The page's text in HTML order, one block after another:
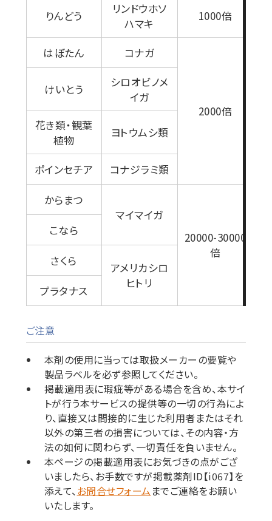
りんどう
リンドウホソ
ハマキ
1000倍
はぼたん コナガ
2000倍
けいとう
シロオビノメ
イガ
花き類・観葉
植物
ヨトウムシ類
ポインセチア
コナジラミ類
からまつ
マイマイガ
20000-30000
倍
こなら
さくら
アメリカシロ
ヒトリ
プラタナス
ご注意
本剤の使用に当っては取扱メーカーの要覧や
製品ラベルを必ず参照してください。
掲載適用表に瑕疵等がある場合を含め、本サイ
トが行う本サービスの提供等の一切の行為によ
り、直接又は間接的に生じた利用者またはそれ
以外の第三者の損害については、その内容・方
法の如何に関わらず、一切責任を負いません。
本ページの掲載適用表にお気づきの点がござ
いましたら、お手数ですが掲載薬剤ID【i067】を
添えて、お問合せフォーム までご連絡をお願い
いたします。